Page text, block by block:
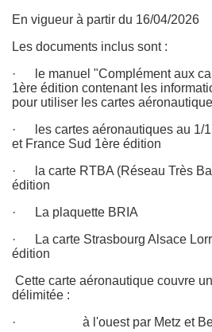
En vigueur à partir du 16/04/2026
Les documents inclus sont :
· le manuel "Complément aux
1ère édition contenant les
pour utiliser les cartes
· les cartes aéronautiques au 1/1
et France Sud 1ère édition
· la carte RTBA (Réseau Très
édition
· La plaquette BRIA
· La carte Strasbourg Alsace
édition
Cette carte aéronautique couvre
délimitée :
· à l'ouest par Metz et